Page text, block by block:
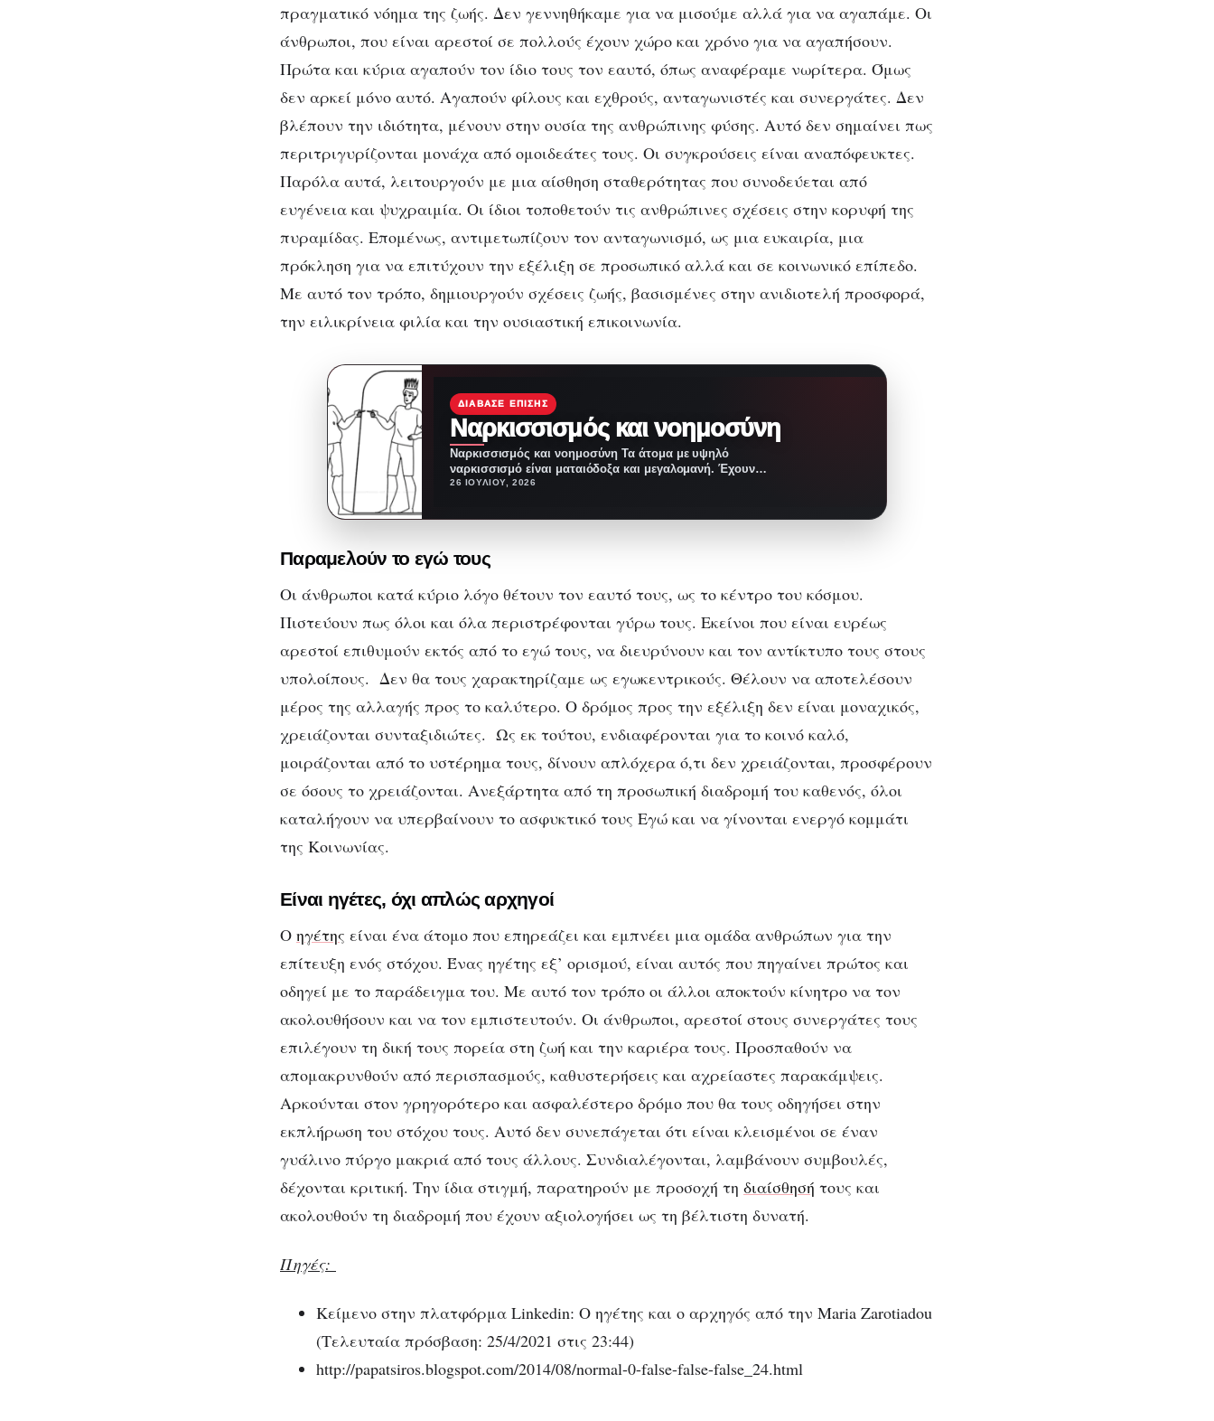
πραγματικό νόημα της ζωής. Δεν γεννηθήκαμε για να μισούμε αλλά για να αγαπάμε. Οι
άνθρωποι, που είναι αρεστοί σε πολλούς έχουν χώρο και χρόνο για να αγαπήσουν.
Πρώτα και κύρια αγαπούν τον ίδιο τους τον εαυτό, όπως αναφέραμε νωρίτερα. Όμως
δεν αρκεί μόνο αυτό. Αγαπούν φίλους και εχθρούς, ανταγωνιστές και συνεργάτες. Δεν
βλέπουν την ιδιότητα, μένουν στην ουσία της ανθρώπινης φύσης. Αυτό δεν σημαίνει πως
περιτριγυρίζονται μονάχα από ομοιδεάτες τους. Οι συγκρούσεις είναι αναπόφευκτες.
Παρόλα αυτά, λειτουργούν με μια αίσθηση σταθερότητας που συνοδεύεται από
ευγένεια και ψυχραιμία. Οι ίδιοι τοποθετούν τις ανθρώπινες σχέσεις στην κορυφή της
πυραμίδας. Επομένως, αντιμετωπίζουν τον ανταγωνισμό, ως μια ευκαιρία, μια
πρόκληση για να επιτύχουν την εξέλιξη σε προσωπικό αλλά και σε κοινωνικό επίπεδο.
Με αυτό τον τρόπο, δημιουργούν σχέσεις ζωής, βασισμένες στην ανιδιοτελή προσφορά,
την ειλικρίνεια φιλία και την ουσιαστική επικοινωνία.
ΔΙΆΒΑΣΕ ΕΠΊΣΗΣ
Nαρκισσισμός και νοημοσύνη
Nαρκισσισμός και νοημοσύνη Τα άτομα με υψηλό
ναρκισσισμό είναι ματαιόδοξα και μεγαλομανή. Έχουν
ένα έντονο αίσθημα…
26 ΙΟΥΛΊΟΥ, 2026
Παραμελούν το εγώ τους
Οι άνθρωποι κατά κύριο λόγο θέτουν τον εαυτό τους, ως το κέντρο του κόσμου.
Πιστεύουν πως όλοι και όλα περιστρέφονται γύρω τους. Εκείνοι που είναι ευρέως
αρεστοί επιθυμούν εκτός από το εγώ τους, να διευρύνουν και τον αντίκτυπο τους στους
υπολοίπους. Δεν θα τους χαρακτηρίζαμε ως εγωκεντρικούς. Θέλουν να αποτελέσουν
μέρος της αλλαγής προς το καλύτερο. Ο δρόμος προς την εξέλιξη δεν είναι μοναχικός,
χρειάζονται συνταξιδιώτες. Ως εκ τούτου, ενδιαφέρονται για το κοινό καλό,
μοιράζονται από το υστέρημα τους, δίνουν απλόχερα ό,τι δεν χρειάζονται, προσφέρουν
σε όσους το χρειάζονται. Ανεξάρτητα από τη προσωπική διαδρομή του καθενός, όλοι
καταλήγουν να υπερβαίνουν το ασφυκτικό τους Εγώ και να γίνονται ενεργό κομμάτι
της Κοινωνίας.
Είναι ηγέτες, όχι απλώς αρχηγοί
Ο ηγέτης είναι ένα άτομο που επηρεάζει και εμπνέει μια ομάδα ανθρώπων για την
επίτευξη ενός στόχου. Ένας ηγέτης εξ’ ορισμού, είναι αυτός που πηγαίνει πρώτος και
οδηγεί με το παράδειγμα του. Με αυτό τον τρόπο οι άλλοι αποκτούν κίνητρο να τον
ακολουθήσουν και να τον εμπιστευτούν. Οι άνθρωποι, αρεστοί στους συνεργάτες τους
επιλέγουν τη δική τους πορεία στη ζωή και την καριέρα τους. Προσπαθούν να
απομακρυνθούν από περισπασμούς, καθυστερήσεις και αχρείαστες παρακάμψεις.
Αρκούνται στον γρηγορότερο και ασφαλέστερο δρόμο που θα τους οδηγήσει στην
εκπλήρωση του στόχου τους. Αυτό δεν συνεπάγεται ότι είναι κλεισμένοι σε έναν
γυάλινο πύργο μακριά από τους άλλους. Συνδιαλέγονται, λαμβάνουν συμβουλές,
δέχονται κριτική. Την ίδια στιγμή, παρατηρούν με προσοχή τη διαίσθησή τους και
ακολουθούν τη διαδρομή που έχουν αξιολογήσει ως τη βέλτιστη δυνατή.
Πηγές:
Κείμενο στην πλατφόρμα Linkedin: Ο ηγέτης και ο αρχηγός από την Maria Zarotiadou
(Τελευταία πρόσβαση: 25/4/2021 στις 23:44)
http://papatsiros.blogspot.com/2014/08/normal-0-false-false-false_24.html